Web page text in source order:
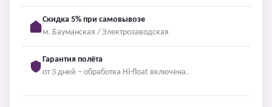
Скидка 5% при самовывозе
м. Бауманская / Электрозаводская
Гарантия полёта
от 3 дней – обработка Hi-float включена.